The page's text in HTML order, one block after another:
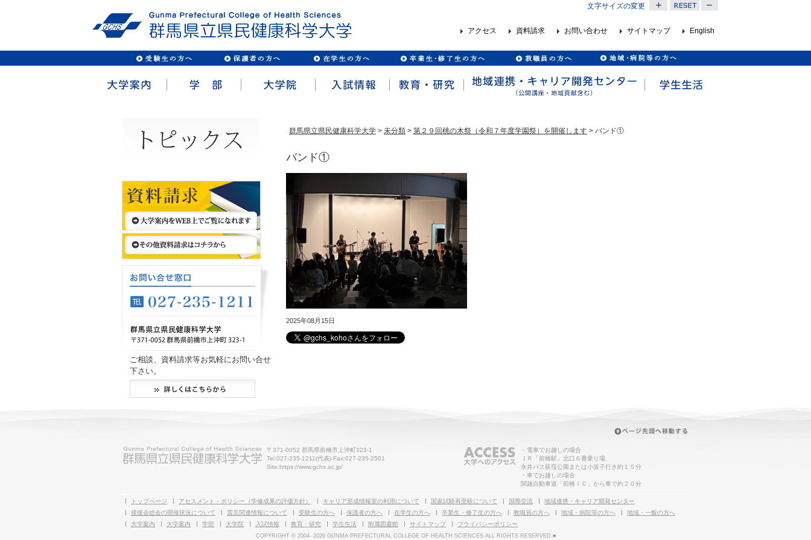
文字サイズの変更
アクセス 資料請求 お問い合わせ サイトマップ English
群馬県立県民健康科学大学 > 未分類 > 第２９回桃の木祭（令和７年度学園祭）を開催します > バンド①
バンド①
2025年08月15日
ご相談、資料請求等お気軽にお問い合せ
下さい。
〒371-0052 群馬県前橋市上沖町323-1
Tel:027-235-1211(代表) Fax:027-235-2501
Site:https://www.gchs.ac.jp/
・電車でお越しの場合
ＪＲ「前橋駅」北口６番乗り場、
永井バス荻窪公園または小坂子行き約１５分
・車でお越しの場合
関越自動車道「前橋ＩＣ」から車で約２０分
トップページ アセスメント・ポリシー（学修成果の評価方針） キャリア形成情報室の利用について 国家試験再受験について 国際交流
地域連携・キャリア開発センター
後援会総会の開催状況について
震災関連情報について 受験生の方へ 保護者の方へ 在学生の方へ 卒業生・修了生の方へ 教職員の方へ 地域・病院等の方へ
地域・一般の方へ
大学案内
大学案内 学部 大学院 入試情報 教育・研究 学生生活 附属図書館 サイトマップ プライバシーポリシー
COPYRIGHT © 2004- 2026 GUNMA PREFECTURAL COLLEGE OF HEALTH SCIENCES ALL RIGHTS RESERVED.■